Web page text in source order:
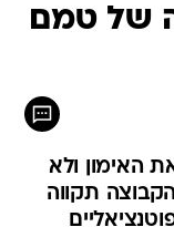
של טמם
האימון ולא
מול בני סכנין (20:30), הקבוצה תקווה